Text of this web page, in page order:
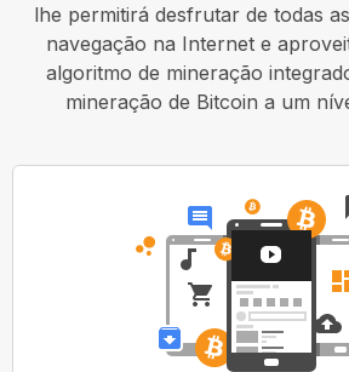
lhe permitirá desfrutar de todas
navegação na Internet e
algoritmo de mineração
mineração de Bitcoin a um